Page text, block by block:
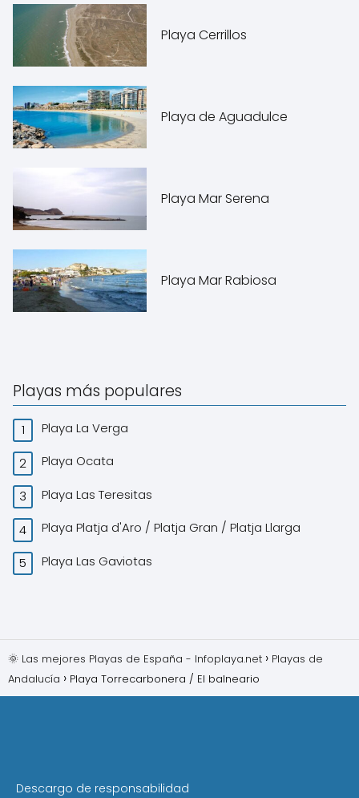
Playa Cerrillos
Playa de Aguadulce
Playa Mar Serena
Playa Mar Rabiosa
Playas más populares
Playa La Verga
Playa Ocata
Playa Las Teresitas
Playa Platja d'Aro / Platja Gran / Platja Llarga
Playa Las Gaviotas
🌞 Las mejores Playas de España - Infoplaya.net
Playas de
Andalucía
Playa Torrecarbonera / El balneario
Descargo de responsabilidad